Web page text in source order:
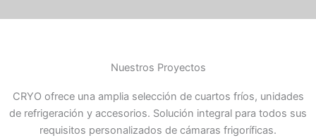
Nuestros Proyectos
CRYO ofrece una amplia selección de cuartos fríos, unidades
de refrigeración y accesorios. Solución integral para todos sus
requisitos personalizados de cámaras frigoríficas.